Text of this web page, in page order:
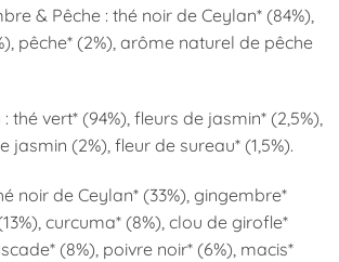
& Pêche : thé noir de Ceylan* (84%),
pêche* (2%), arôme naturel de pêche
thé vert* (94%), fleurs de jasmin* (2,5%),
(2%), fleur de sureau* (1,5%).
noir de Ceylan* (33%), gingembre*
curcuma* (8%), clou de girofle*
(8%), poivre noir* (6%), macis*